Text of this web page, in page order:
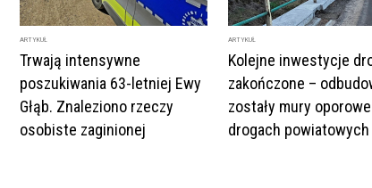
ARTYKUŁ
Trwają intensywne
poszukiwania 63-letniej Ewy
Głąb. Znaleziono rzeczy
osobiste zaginionej
ARTYKUŁ
Kolejne inwestycje
zakończone –
zostały mury
drogach powiatowych